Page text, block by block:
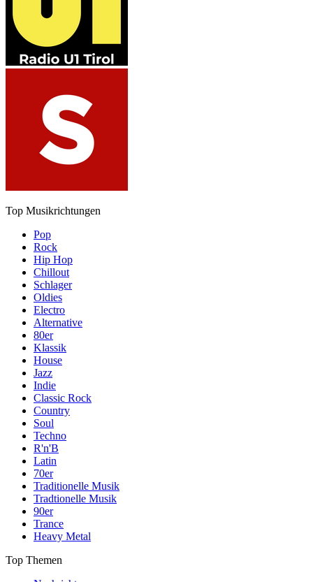
Top Musikrichtungen
Pop
Rock
Hip Hop
Chillout
Schlager
Oldies
Electro
Alternative
80er
Klassik
House
Jazz
Indie
Classic Rock
Country
Soul
Techno
R'n'B
Latin
70er
Traditionelle Musik
Tradtionelle Musik
90er
Trance
Heavy Metal
Top Themen